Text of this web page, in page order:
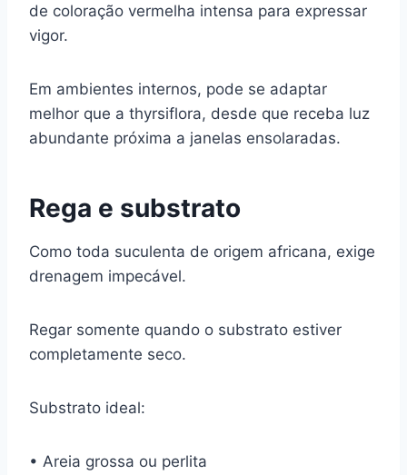
de coloração vermelha intensa para expressar
vigor.
Em ambientes internos, pode se adaptar
melhor que a thyrsiflora, desde que receba luz
abundante próxima a janelas ensolaradas.
Rega e substrato
Como toda suculenta de origem africana, exige
drenagem impecável.
Regar somente quando o substrato estiver
completamente seco.
Substrato ideal:
• Areia grossa ou perlita